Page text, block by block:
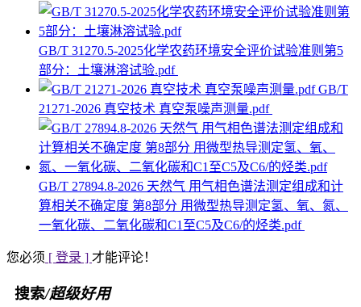
GB/T 31270.5-2025化学农药环境安全评价试验准则第5
部分：土壤淋溶试验.pdf
GB/T
21271-2026 真空技术 真空泵噪声测量.pdf
GB/T 27894.8-2026 天然气 用气相色谱法测定组成和计
算相关不确定度 第8部分 用微型热导测定氢、氧、氮、
一氧化碳、二氧化碳和C1至C5及C6/的烃类.pdf
您必须 [ 登录 ] 才能评论！
搜索/超级好用